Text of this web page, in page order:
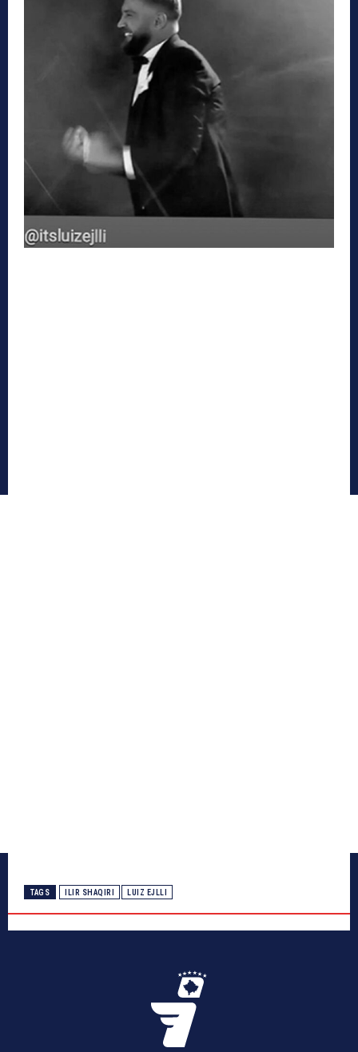
TAGS ILIR SHAQIRI LUIZ EJLLI